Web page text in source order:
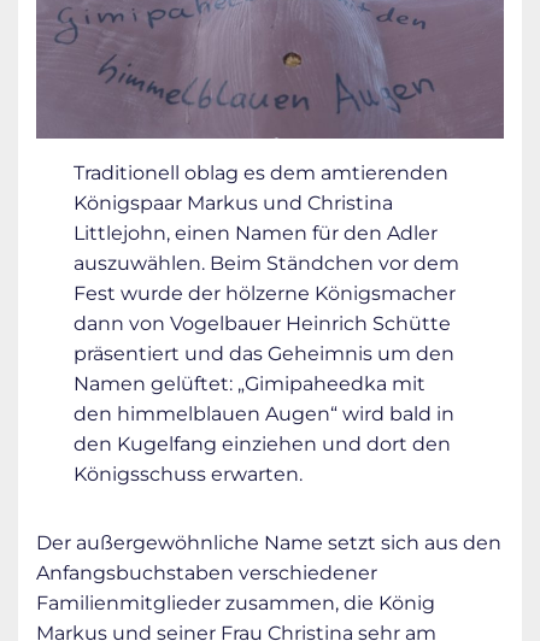
Traditionell oblag es dem amtierenden
Königspaar Markus und Christina
Littlejohn, einen Namen für den Adler
auszuwählen. Beim Ständchen vor dem
Fest wurde der hölzerne Königsmacher
dann von Vogelbauer Heinrich Schütte
präsentiert und das Geheimnis um den
Namen gelüftet: „Gimipaheedka mit
den himmelblauen Augen“ wird bald in
den Kugelfang einziehen und dort den
Königsschuss erwarten.
Der außergewöhnliche Name setzt sich aus den
Anfangsbuchstaben verschiedener
Familienmitglieder zusammen, die König
Markus und seiner Frau Christina sehr am